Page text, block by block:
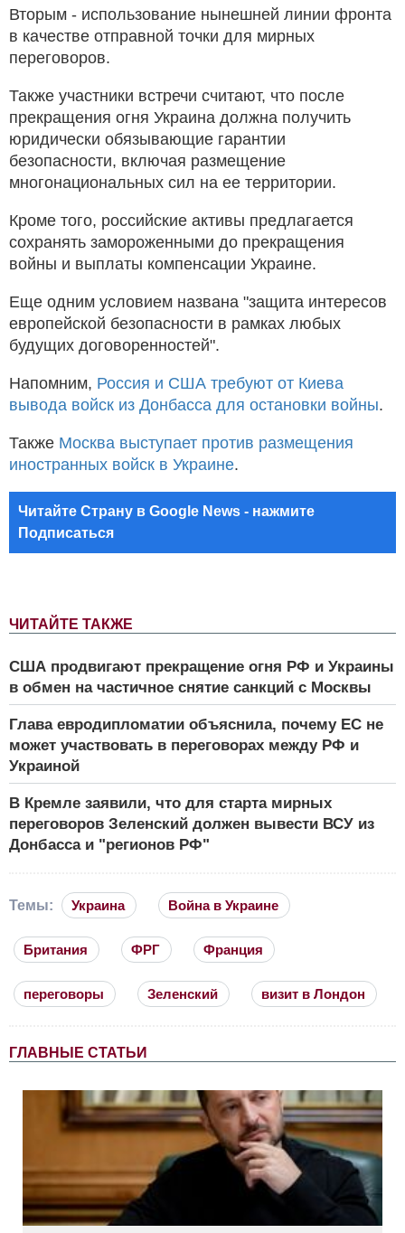
ЧИТАЙТЕ ТАКЖЕ
США продвигают прекращение огня РФ и Украины
в обмен на частичное снятие санкций с Москвы
Глава евродипломатии объяснила, почему ЕС не
может участвовать в переговорах между РФ и
Украиной
В Кремле заявили, что для старта мирных
переговоров Зеленский должен вывести ВСУ из
Донбасса и "регионов РФ"
Вторым - использование нынешней линии фронта
в качестве отправной точки для мирных
переговоров.
Также участники встречи считают, что после
прекращения огня Украина должна получить
юридически обязывающие гарантии
безопасности, включая размещение
многонациональных сил на ее территории.
Кроме того, российские активы предлагается
сохранять замороженными до прекращения
войны и выплаты компенсации Украине.
Еще одним условием названа "защита интересов
европейской безопасности в рамках любых
будущих договоренностей".
Напомним, Россия и США требуют от Киева
вывода войск из Донбасса для остановки войны.
Также Москва выступает против размещения
иностранных войск в Украине.
Читайте Страну в Google News - нажмите
Подписаться
Темы: Украина Война в Украине
Британия ФРГ Франция
переговоры Зеленский визит в Лондон
ГЛАВНЫЕ СТАТЬИ